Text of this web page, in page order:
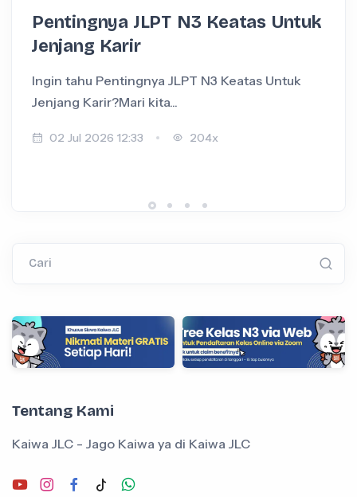
Pentingnya JLPT N3 Keatas Untuk
Jenjang Karir
Ingin tahu Pentingnya JLPT N3 Keatas Untuk
Jenjang Karir?Mari kita...
02 Jul 2026 12:33 204x
Cari
Tentang Kami
Kaiwa JLC - Jago Kaiwa ya di Kaiwa JLC